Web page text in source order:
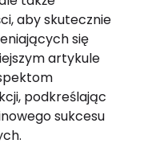
aby skutecznie
się
artykule
podkreślając
sukcesu